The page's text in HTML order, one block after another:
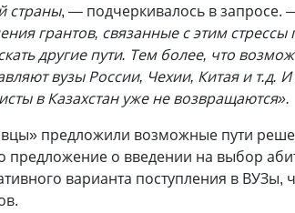
страны, — подчеркивалось в запросе.
грантов, связанные с этим
другие пути. Тем более, что
вузы России, Чехии, Китая и т.д.
в Казахстан уже не возвращаются».
предложили возможные пути
предложение о введении на выбор
варианта поступления в ВУЗы,